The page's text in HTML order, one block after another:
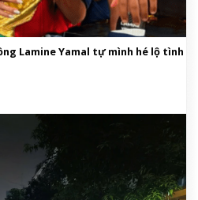
Lamine Yamal tự mình hé lộ tình